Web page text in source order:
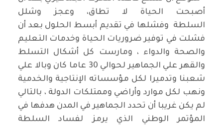
أصبحت الحياة لا تطاق، وعجز وشلل
السلطة وفشلها في تقديم أبسط الحلول بعد أن
فشلت في توفير ضروريات الحياة وخدمات التعليم
والصحة والدواء ، ومارست كل أشكال التسلط
والقهر علي الجماهير لحوالي 30 عاما كان وبالا علي
شعبنا وتدميرا لكل مؤسساته الإنتاجية والخدمية
ونهب لكل موارد وأراضي وممتلكات الدولة ، بالتالي
لم يكن غريبا أن تحدد الجماهير في المدن هدفها في
المؤتمر الوطني الذي يرمز لفساد السلطة